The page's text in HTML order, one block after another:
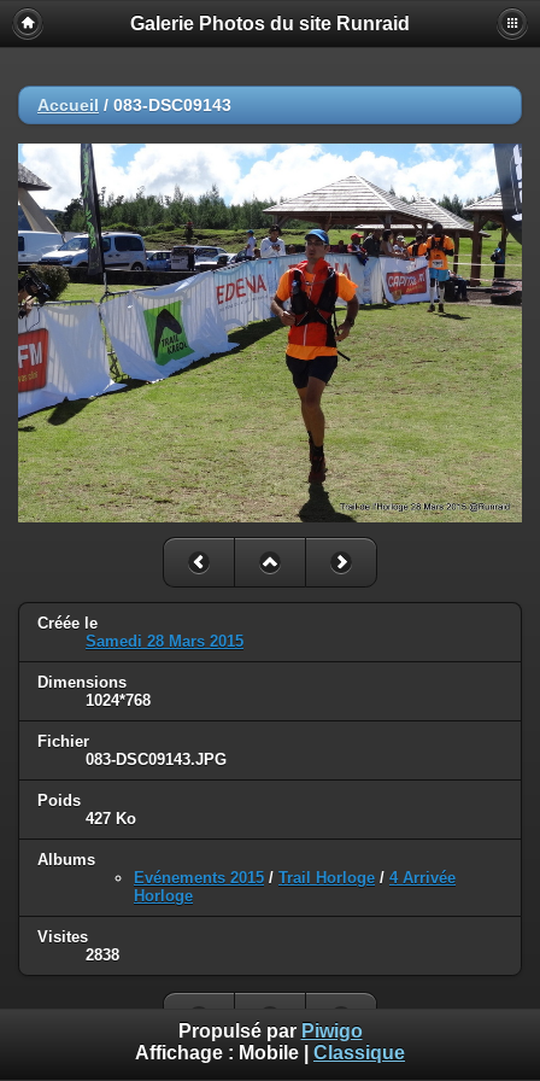
Galerie Photos du site Runraid
Accueil / 083-DSC09143
Créée le
Samedi 28 Mars 2015
Dimensions
1024*768
Fichier
083-DSC09143.JPG
Poids
427 Ko
Albums
Evénements 2015 / Trail Horloge / 4 Arrivée
Horloge
Visites
2838
Propulsé par Piwigo
Affichage : Mobile Classique